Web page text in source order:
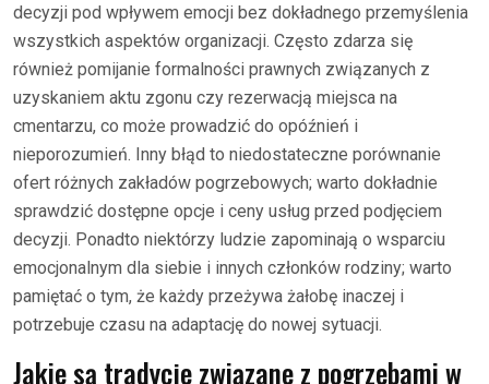
decyzji pod wpływem emocji bez dokładnego przemyślenia
wszystkich aspektów organizacji. Często zdarza się
również pomijanie formalności prawnych związanych z
uzyskaniem aktu zgonu czy rezerwacją miejsca na
cmentarzu, co może prowadzić do opóźnień i
nieporozumień. Inny błąd to niedostateczne porównanie
ofert różnych zakładów pogrzebowych; warto dokładnie
sprawdzić dostępne opcje i ceny usług przed podjęciem
decyzji. Ponadto niektórzy ludzie zapominają o wsparciu
emocjonalnym dla siebie i innych członków rodziny; warto
pamiętać o tym, że każdy przeżywa żałobę inaczej i
potrzebuje czasu na adaptację do nowej sytuacji.
Jakie są tradycje związane z pogrzebami w